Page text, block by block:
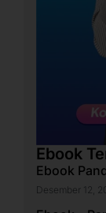
Ebook
Ebook
Desember 12,